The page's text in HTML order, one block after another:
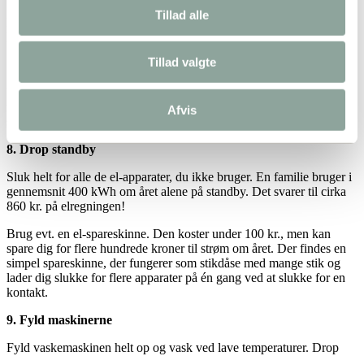
Tillad alle
Tillad valgte
Afvis
Er du på udkig efter nyt køleskab eller ny fryser, så køb dine hårde
hvidevarer med så mange +’er som muligt. Gerne A+++.
Undgå at forvarme ovnen, hvis det ikke er nødvendigt. Fyld den op
med flere retter på én gang, hvis der er plads. Du kan f.eks. sagtens
8. Drop standby
Sluk helt for alle de el-apparater, du ikke bruger. En familie bruger i
gennemsnit 400 kWh om året alene på standby. Det svarer til cirka
860 kr. på elregningen!
Brug evt. en el-spareskinne. Den koster under 100 kr., men kan
spare dig for flere hundrede kroner til strøm om året. Der findes en
simpel spareskinne, der fungerer som stikdåse med mange stik og
lader dig slukke for flere apparater på én gang ved at slukke for en
kontakt.
9. Fyld maskinerne
Fyld vaskemaskinen helt op og vask ved lave temperaturer. Drop